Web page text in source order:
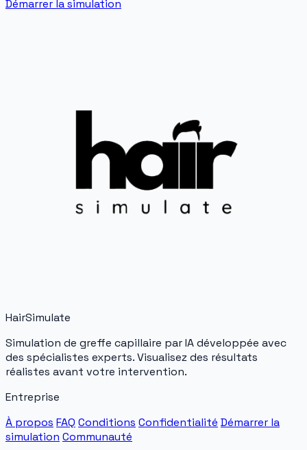
Démarrer la simulation
HairSimulate
Simulation de greffe capillaire par IA développée avec
des spécialistes experts. Visualisez des résultats
réalistes avant votre intervention.
Entreprise
À propos FAQ Conditions Confidentialité Démarrer la
simulation Communauté